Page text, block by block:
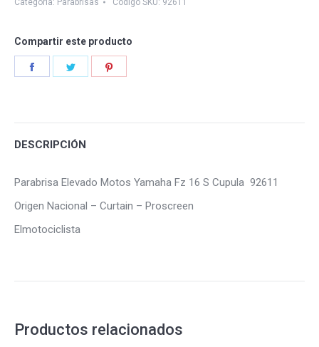
Elevado
quantity
Categoría: Parabrisas Código SKU: 92611
Compartir este producto
DESCRIPCIÓN
Parabrisa Elevado Motos Yamaha Fz 16 S Cupula 92611
Origen Nacional – Curtain – Proscreen
Elmotociclista
Productos relacionados